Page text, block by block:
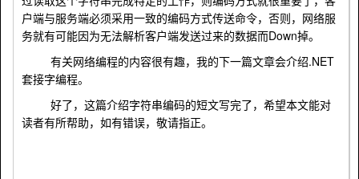
户端与服务端必须采用一致的编码方式传送命令，否则，网络服
务就有可能因为无法解析客户端发送过来的数据而Down掉。
有关网络编程的内容很有趣，我的下一篇文章会介绍.NET
套接字编程。
好了，这篇介绍字符串编码的短文写完了，希望本文能对
读者有所帮助，如有错误，敬请指正。